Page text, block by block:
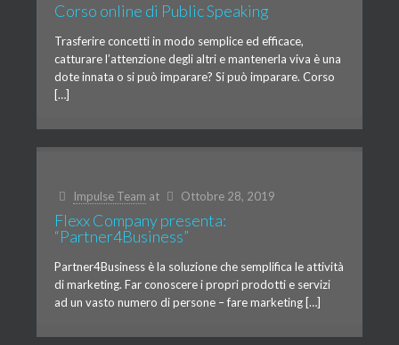
Corso online di Public Speaking
Trasferire concetti in modo semplice ed efficace,
catturare l’attenzione degli altri e mantenerla viva è una
dote innata o si può imparare? Si può imparare. Corso
[…]
Impulse Team at Ottobre 28, 2019
Flexx Company presenta:
“Partner4Business”
Partner4Business è la soluzione che semplifica le attività
di marketing. Far conoscere i propri prodotti e servizi
ad un vasto numero di persone – fare marketing […]